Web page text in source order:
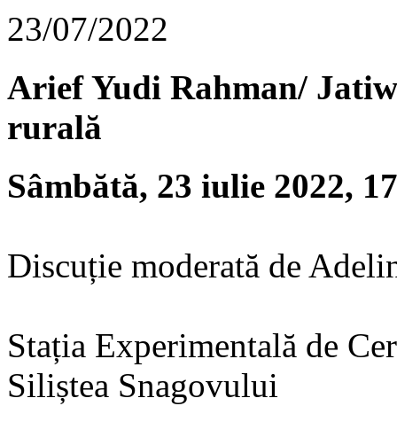
23/07/2022
Arief Yudi Rahman/
rurală
Sâmbătă, 23 iulie 2022,
Discuție moderată de
Stația Experimentală de
Siliștea Snagovului